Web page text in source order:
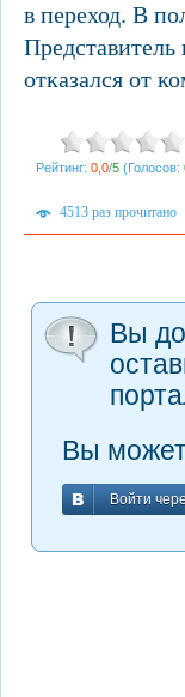
в переход. В
отказался от
Рейтинг: 0,0/5 (Голосов:
4513 раз прочитано
Вы
Вы
Войти
Войти